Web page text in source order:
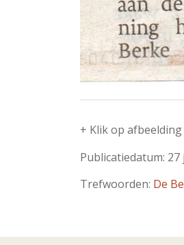
+ Klik op
Publicatiedatum: 27
Trefwoorden: De